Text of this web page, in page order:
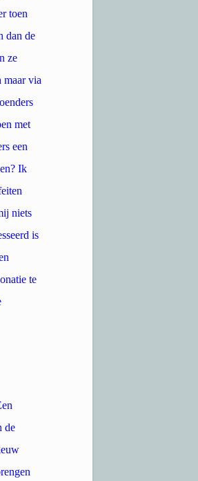
toen
dan de
ze
maar via
met
een
Ik
niets
is
te
de